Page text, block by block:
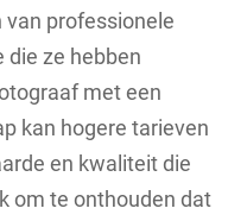
van professionele
die ze hebben
met een
kan hogere tarieven
en kwaliteit die
om te onthouden dat